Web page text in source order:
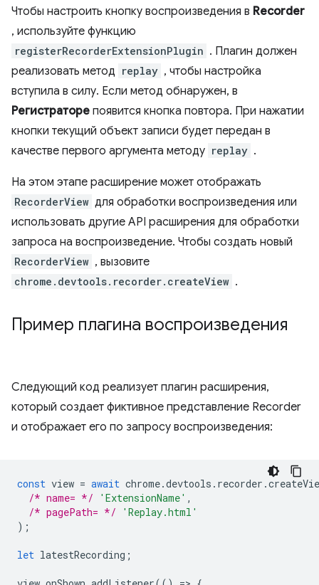
Чтобы настроить кнопку воспроизведения в Recorder
, используйте функцию
registerRecorderExtensionPlugin . Плагин должен
реализовать метод replay , чтобы настройка
вступила в силу. Если метод обнаружен, в
Регистраторе появится кнопка повтора. При нажатии
кнопки текущий объект записи будет передан в
качестве первого аргумента методу replay .
На этом этапе расширение может отображать
RecorderView для обработки воспроизведения или
использовать другие API расширения для обработки
запроса на воспроизведение. Чтобы создать новый
RecorderView , вызовите
chrome.devtools.recorder.createView .
Пример плагина воспроизведения
Следующий код реализует плагин расширения,
который создает фиктивное представление Recorder
и отображает его по запросу воспроизведения:
const view = await chrome.devtools . recorder .
/* name= */
'ExtensionName' ,
/* pagePath= */
'Replay.html'
);
let latestRecording ;